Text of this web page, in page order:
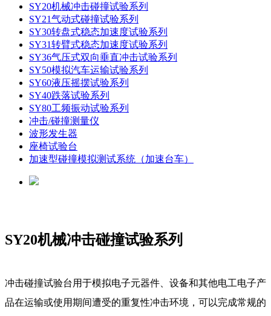
SY20机械冲击碰撞试验系列
SY21气动式碰撞试验系列
SY30转盘式稳态加速度试验系列
SY31转臂式稳态加速度试验系列
SY36气压式双向垂直冲击试验系列
SY50模拟汽车运输试验系列
SY60液压摇摆试验系列
SY40跌落试验系列
SY80工频振动试验系列
冲击/碰撞测量仪
波形发生器
座椅试验台
加速型碰撞模拟测试系统（加速台车）
SY20机械冲击碰撞试验系列
冲击碰撞试验台用于模拟电子元器件、设备和其他电工电子产
品在运输或使用期间遭受的重复性冲击环境，可以完成常规的